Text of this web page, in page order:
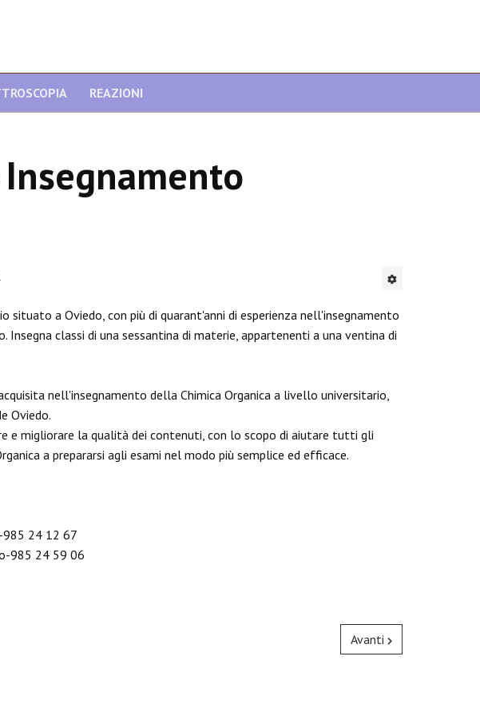
REAZIONI
situato a Oviedo, con più di quarant'anni di esperienza nell'insegnamento
classi di una sessantina di materie, appartenenti a una ventina di
nell'insegnamento della Chimica Organica a livello universitario,
Oviedo.
e migliorare la qualità dei contenuti, con lo scopo di aiutare tutti gli
a prepararsi agli esami nel modo più semplice ed efficace.
985 24 12 67
985 24 59 06
Avanti